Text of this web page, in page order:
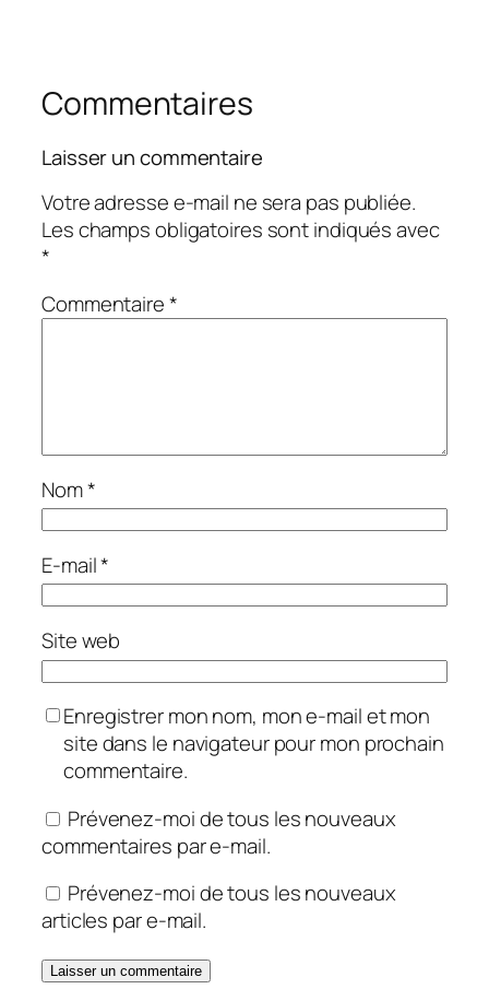
Commentaires
Laisser un commentaire
Votre adresse e-mail ne sera pas publiée.
Les champs obligatoires sont indiqués avec
*
Commentaire*
Nom*
E-mail*
Site web
Enregistrer mon nom, mon e-mail et mon
site dans le navigateur pour mon prochain
commentaire.
Prévenez-moi de tous les nouveaux
commentaires par e-mail.
Prévenez-moi de tous les nouveaux
articles par e-mail.